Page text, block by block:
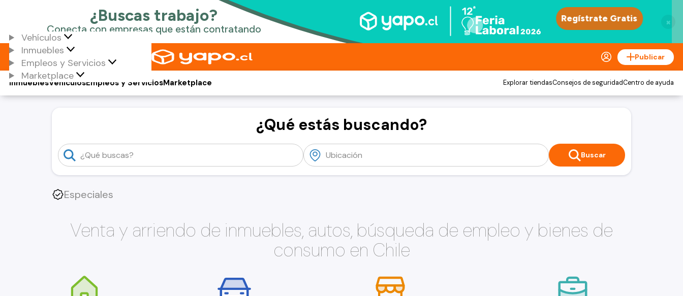
×
Vehículos
Inmuebles
Empleos y Servicios
Marketplace
Publicar
Vehículos
Inmuebles Empleos y ServiciosMarketplace Explorar tiendasConsejos de seguridadCentro de ayuda
¿Qué estás buscando?
Buscar
Especiales
Venta y arriendo de inmuebles, autos, búsqueda de empleo y bienes de
consumo en Chile